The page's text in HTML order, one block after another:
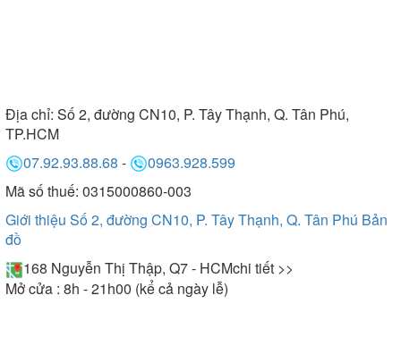
Địa chỉ: Số 2, đường CN10, P. Tây Thạnh, Q. Tân Phú,
TP.HCM
07.92.93.88.68 -
0963.928.599
Mã số thuế: 0315000860-003
Giới thiệu Số 2, đường CN10, P. Tây Thạnh, Q. Tân Phú Bản
đồ
168 Nguyễn Thị Thập, Q7 - HCMchi tiết >>
Mở cửa : 8h - 21h00 (kể cả ngày lễ)